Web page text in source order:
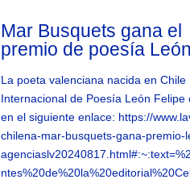
Mar Busquets gana el
premio de poesía
La poeta valenciana nacida en
Internacional de Poesía León
en el siguiente enlace: https://
chilena-mar-busquets-gana-premio-